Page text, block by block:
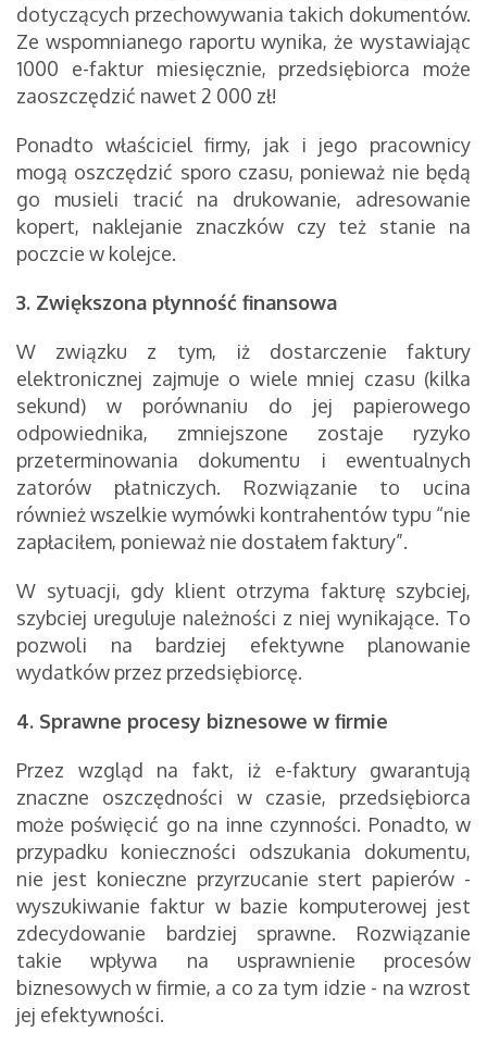
dotyczących przechowywania takich dokumentów.
Ze wspomnianego raportu wynika, że wystawiając
1000 e-faktur miesięcznie, przedsiębiorca może
zaoszczędzić nawet 2 000 zł!
Ponadto właściciel firmy, jak i jego pracownicy
mogą oszczędzić sporo czasu, ponieważ nie będą
go musieli tracić na drukowanie, adresowanie
kopert, naklejanie znaczków czy też stanie na
poczcie w kolejce.
3. Zwiększona płynność finansowa
W związku z tym, iż dostarczenie faktury
elektronicznej zajmuje o wiele mniej czasu (kilka
sekund) w porównaniu do jej papierowego
odpowiednika, zmniejszone zostaje ryzyko
przeterminowania dokumentu i ewentualnych
zatorów płatniczych. Rozwiązanie to ucina
również wszelkie wymówki kontrahentów typu “nie
zapłaciłem, ponieważ nie dostałem faktury”.
W sytuacji, gdy klient otrzyma fakturę szybciej,
szybciej ureguluje należności z niej wynikające. To
pozwoli na bardziej efektywne planowanie
wydatków przez przedsiębiorcę.
4. Sprawne procesy biznesowe w firmie
Przez wzgląd na fakt, iż e-faktury gwarantują
znaczne oszczędności w czasie, przedsiębiorca
może poświęcić go na inne czynności. Ponadto, w
przypadku konieczności odszukania dokumentu,
nie jest konieczne przyrzucanie stert papierów -
wyszukiwanie faktur w bazie komputerowej jest
zdecydowanie bardziej sprawne. Rozwiązanie
takie wpływa na usprawnienie procesów
biznesowych w firmie, a co za tym idzie - na wzrost
jej efektywności.